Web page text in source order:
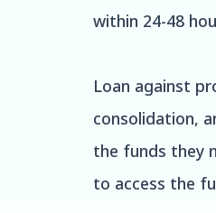
within 24-48
Loan against
consolidation,
the funds they
to access the